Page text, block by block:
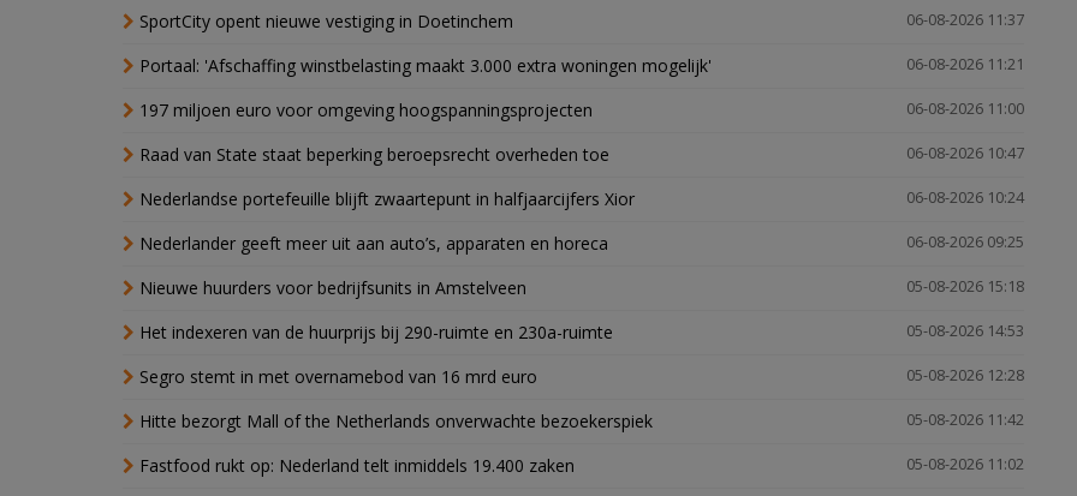
06-08-2026 11:37
SportCity opent nieuwe vestiging in Doetinchem
06-08-2026 11:21
Portaal: 'Afschaffing winstbelasting maakt 3.000 extra woningen mogelijk'
06-08-2026 11:00
197 miljoen euro voor omgeving hoogspanningsprojecten
06-08-2026 10:47
Raad van State staat beperking beroepsrecht overheden toe
06-08-2026 10:24
Nederlandse portefeuille blijft zwaartepunt in halfjaarcijfers Xior
06-08-2026 09:25
Nederlander geeft meer uit aan auto’s, apparaten en horeca
05-08-2026 15:18
Nieuwe huurders voor bedrijfsunits in Amstelveen
05-08-2026 14:53
Het indexeren van de huurprijs bij 290-ruimte en 230a-ruimte
05-08-2026 12:28
Segro stemt in met overnamebod van 16 mrd euro
05-08-2026 11:42
Hitte bezorgt Mall of the Netherlands onverwachte bezoekerspiek
05-08-2026 11:02
Fastfood rukt op: Nederland telt inmiddels 19.400 zaken